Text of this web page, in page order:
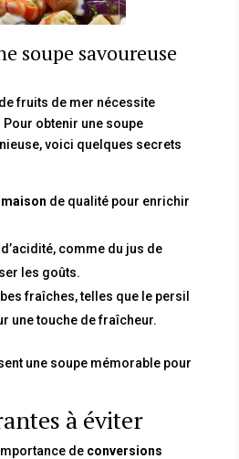
soupe savoureuse
fruits de mer nécessite
obtenir une soupe
voici quelques secrets
de qualité pour enrichir
comme du jus de
les goûts.
fraîches, telles que le persil
une touche de fraîcheur.
une soupe mémorable pour
à éviter
de conversions